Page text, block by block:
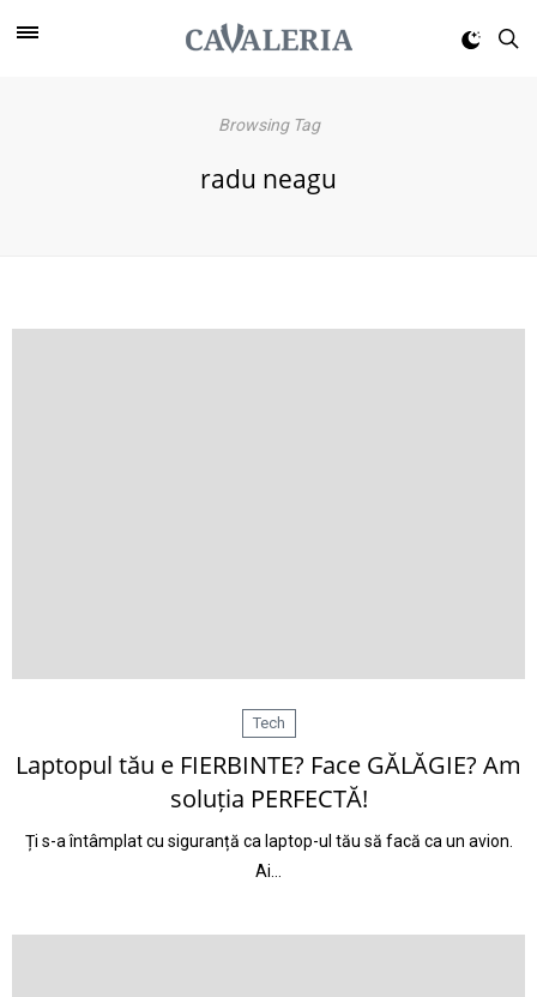
Browsing Tag
radu neagu
Tech
Laptopul tău e FIERBINTE? Face GĂLĂGIE? Am
soluția PERFECTĂ!
Ți s-a întâmplat cu siguranță ca laptop-ul tău să facă ca un avion.
Ai…